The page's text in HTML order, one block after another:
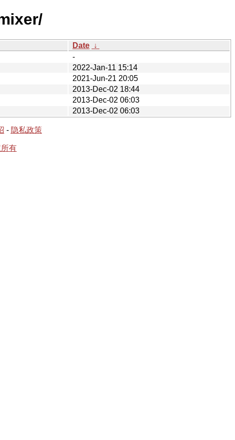
Date ↓
-
2022-Jan-11 15:14
2021-Jun-21 20:05
2013-Dec-02 18:44
2013-Dec-02 06:03
2013-Dec-02 06:03
- 隐私政策
有